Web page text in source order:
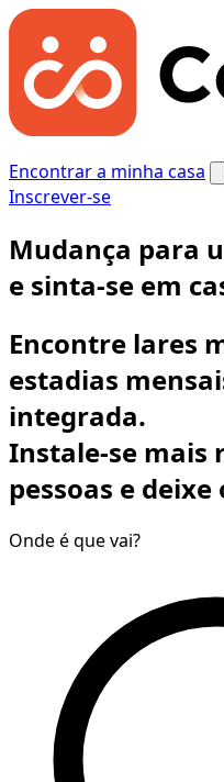
Encontrar a minha casa
Inscrever-se
Mudança para
e sinta-se em
Encontre lares
estadias
integrada.
Instale-se mais
pessoas e
Onde é que vai?